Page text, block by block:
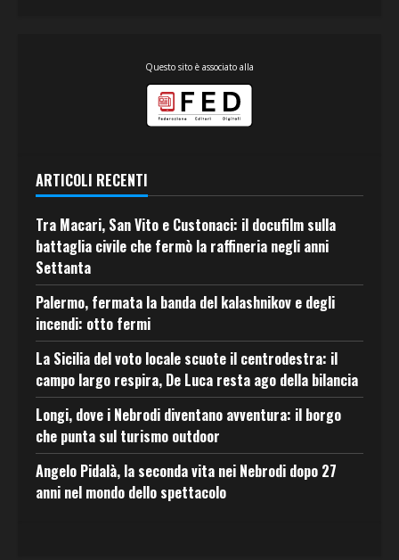
Questo sito è associato alla
ARTICOLI RECENTI
Tra Macari, San Vito e Custonaci: il docufilm sulla
battaglia civile che fermò la raffineria negli anni
Settanta
Palermo, fermata la banda del kalashnikov e degli
incendi: otto fermi
La Sicilia del voto locale scuote il centrodestra: il
campo largo respira, De Luca resta ago della bilancia
Longi, dove i Nebrodi diventano avventura: il borgo
che punta sul turismo outdoor
Angelo Pidalà, la seconda vita nei Nebrodi dopo 27
anni nel mondo dello spettacolo